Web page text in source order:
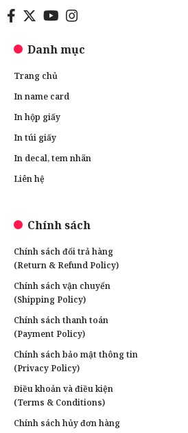
Danh mục
Trang chủ
In name card
In hộp giấy
In túi giấy
In decal, tem nhãn
Liên hệ
Chính sách
Chính sách đổi trả hàng
(Return & Refund Policy)
Chính sách vận chuyển
(Shipping Policy)
Chính sách thanh toán
(Payment Policy)
Chính sách bảo mật thông tin
(Privacy Policy)
Điều khoản và điều kiện
(Terms & Conditions)
Chính sách hủy đơn hàng